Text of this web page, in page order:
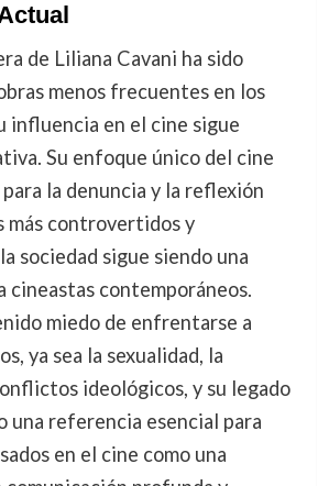
de Liliana Cavani ha sido
menos frecuentes en los
influencia en el cine sigue
Su enfoque único del cine
la denuncia y la reflexión
más controvertidos y
sociedad sigue siendo una
cineastas contemporáneos.
miedo de enfrentarse a
ya sea la sexualidad, la
ideológicos, y su legado
una referencia esencial para
en el cine como una